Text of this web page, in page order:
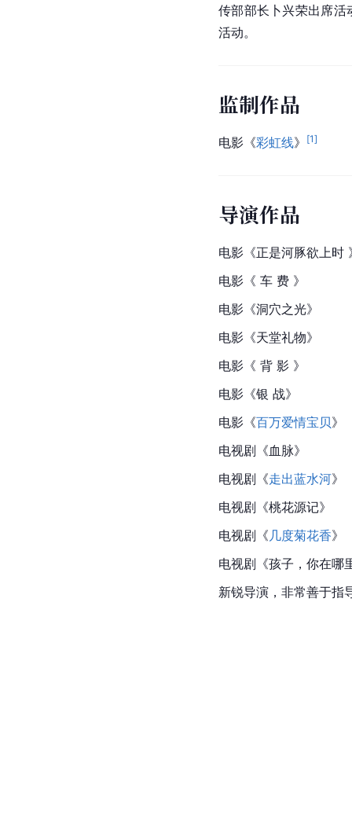
传部部长卜兴荣出席活
活动。
监制作品
电影《彩虹线》 [1]
导演作品
电影《正是河豚欲上时
电影《 车 费 》
电影《洞穴之光》
电影《天堂礼物》
电影《 背 影 》
电影《银 战》
电影《百万爱情宝贝》
电视剧《血脉》
电视剧《走出蓝水河》
电视剧《桃花源记》
电视剧《 几度菊花香》
电视剧《孩子，你在哪
新锐导演，非常善于指